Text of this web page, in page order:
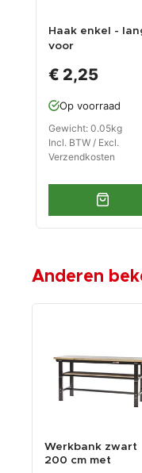
Haak enkel -
voor
€ 2,25
Op voorraad
Gewicht: 0.05kg
Incl. BTW / Excl.
Verzendkosten
Anderen
Werkbank zwart
200 cm met